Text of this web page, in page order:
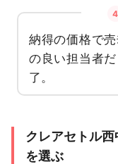
4
納得の価格で
の良い担当者
了。
クレアセトル
を選ぶ